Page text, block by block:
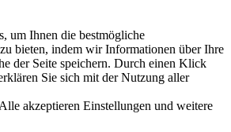
um Ihnen die bestmögliche
bieten, indem wir Informationen über Ihre
der Seite speichern. Durch einen Klick
Sie sich mit der Nutzung aller
Alle akzeptieren Einstellungen und weitere